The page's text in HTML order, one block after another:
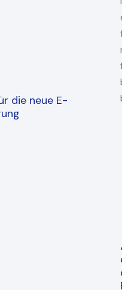
die neue E-